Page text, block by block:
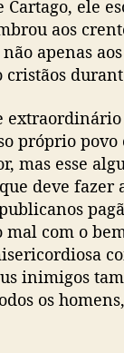
Cartago, ele
aos
apenas
cristãos
próprio povo
mas esse
deve fazer
mal com o
inimigos
os